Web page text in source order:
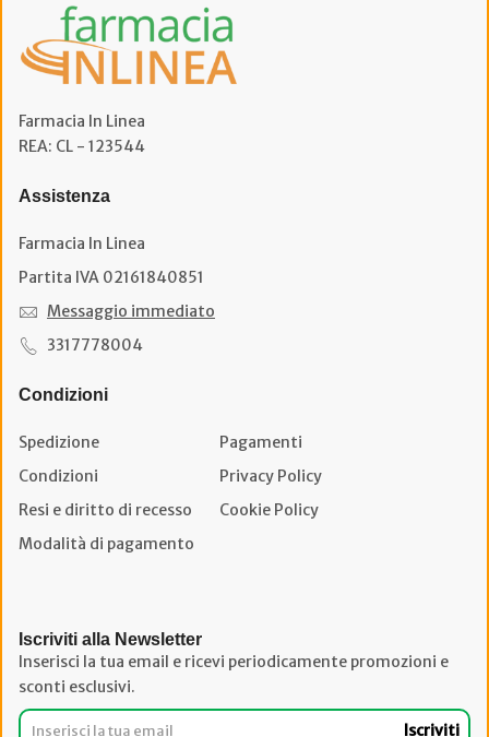
Farmacia In Linea
REA: CL - 123544
Assistenza
Farmacia In Linea
Partita IVA 02161840851
Messaggio immediato
3317778004
Condizioni
Spedizione
Pagamenti
Condizioni
Privacy Policy
Resi e diritto di recesso
Cookie Policy
Modalità di pagamento
Iscriviti alla Newsletter
Inserisci la tua email e ricevi periodicamente promozioni e
sconti esclusivi.
Iscriviti